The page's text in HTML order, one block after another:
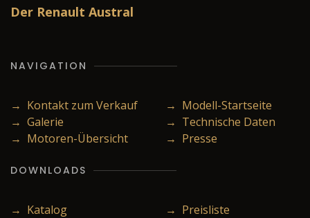
Der Renault Austral
NAVIGATION
→ Kontakt zum Verkauf
→ Modell-Startseite
→ Galerie
→ Technische Daten
→ Motoren-Übersicht
→ Presse
DOWNLOADS
→ Katalog → Preisliste